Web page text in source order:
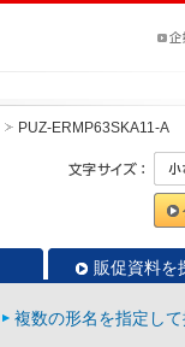
PUZ-ERMP63SKA11-A
販促資料を
複数の形名を指定し